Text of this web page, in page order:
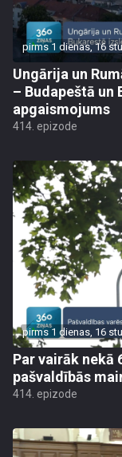
pirms 1 dienas, 16
Ungārija un
– Budapeštā un
apgaismojums
414. epizode
pirms 1 dienas, 16
Par vairāk nekā
pašvaldībās
414. epizode